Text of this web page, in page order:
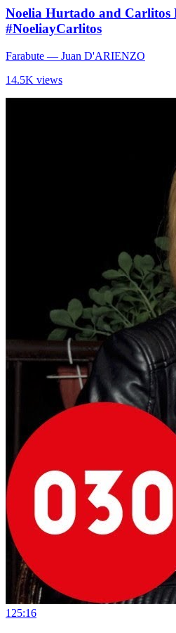
Noelia Hurtado and Carlitos
#NoeliayCarlitos
Farabute — Juan D'ARIENZO
14.5K views
125:16